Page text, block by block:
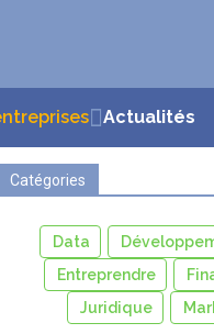
Actualités
Catégories
Data
Entreprendre
Juridique